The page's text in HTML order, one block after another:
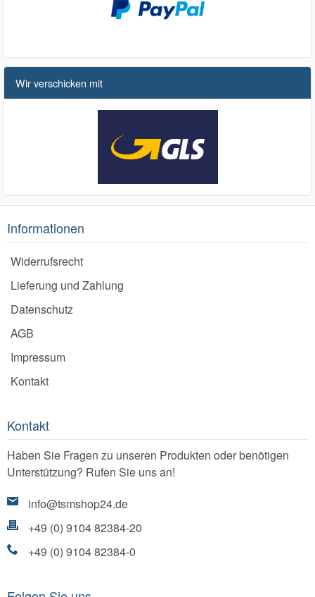
Wir verschicken mit
Informationen
Widerrufsrecht
Lieferung und Zahlung
Datenschutz
AGB
Impressum
Kontakt
Kontakt
Haben Sie Fragen zu unseren Produkten oder benötigen
Unterstützung? Rufen Sie uns an!
info@tsmshop24.de
+49 (0) 9104 82384-20
+49 (0) 9104 82384-0